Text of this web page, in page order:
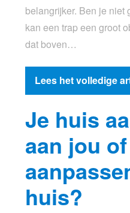
belangrijker. Ben je niet
kan een trap een groot
dat boven…
Lees het volledige
Je huis
aan jou
huis?